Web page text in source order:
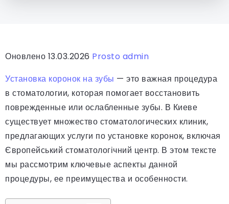
Оновлено 13.03.2026 Prosto admin
Установка коронок на зубы — это важная процедура
в стоматологии, которая помогает восстановить
поврежденные или ослабленные зубы. В Киеве
существует множество стоматологических клиник,
предлагающих услуги по установке коронок, включая
Європейський стоматологічний центр. В этом тексте
мы рассмотрим ключевые аспекты данной
процедуры, ее преимущества и особенности.